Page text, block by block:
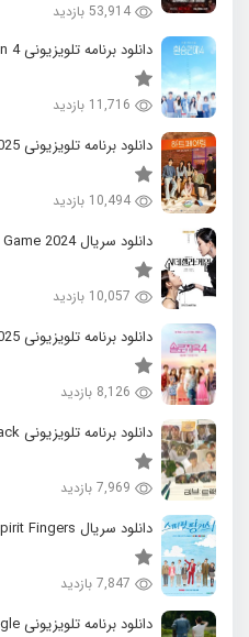
53,914 بازدید
دانلود برنامه تلویزیونی EXchange Season 4
11,716 بازدید
دانلود برنامه تلویزیونی 2025 Heart Pairing
10,494 بازدید
دانلود سریال 2024 Cinderella Game
10,057 بازدید
دانلود برنامه تلویزیونی 2025 Single s Inferno Season 4
8,126 بازدید
دانلود برنامه تلویزیونی Love: Track
7,969 بازدید
دانلود سریال Spirit Fingers
7,847 بازدید
دانلود برنامه تلویزیونی Better Late than Single